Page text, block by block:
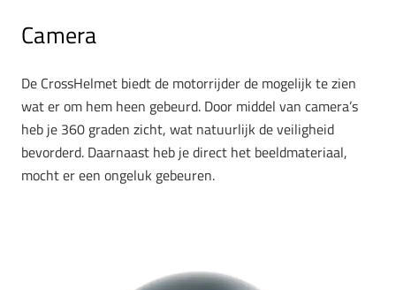
Camera
De CrossHelmet biedt de motorrijder de mogelijk te zien
wat er om hem heen gebeurd. Door middel van camera’s
heb je 360 graden zicht, wat natuurlijk de veiligheid
bevorderd. Daarnaast heb je direct het beeldmateriaal,
mocht er een ongeluk gebeuren.